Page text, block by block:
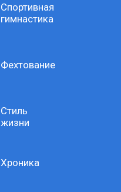
Спортивная
гимнастика
Фехтование
Стиль
жизни
Хроника